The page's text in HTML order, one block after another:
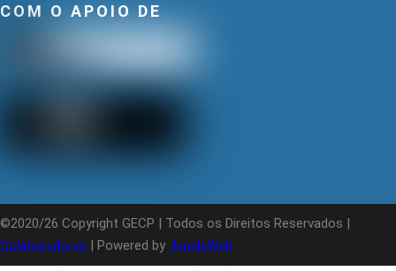
COM O APOIO DE
©2020/26 Copyright GECP | Todos os Direitos Reservados |
Colaboradores | Powered by JanelaWeb